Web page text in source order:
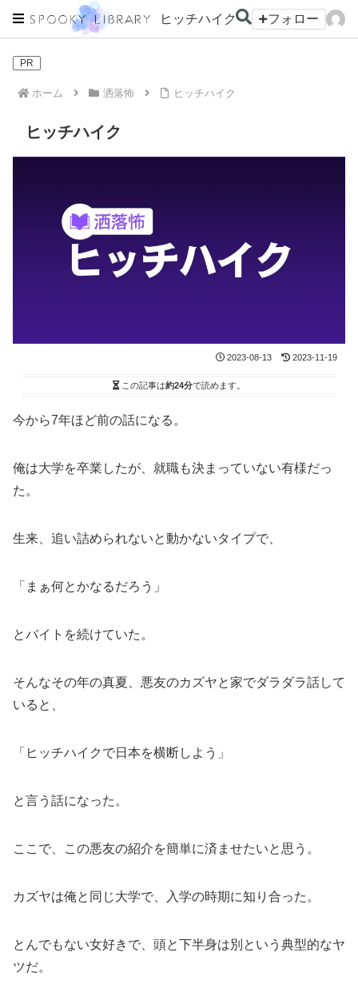
ヒッチハイク フォロー
PR
ホーム 洒落怖 ヒッチハイク
ヒッチハイク
2023-08-13 2023-11-19
この記事は約24分で読めます。
今から7年ほど前の話になる。
俺は大学を卒業したが、就職も決まっていない有様だっ
た。
生来、追い詰められないと動かないタイプで、
「まぁ何とかなるだろう」
とバイトを続けていた。
そんなその年の真夏、悪友のカズヤと家でダラダラ話して
いると、
「ヒッチハイクで日本を横断しよう」
と言う話になった。
ここで、この悪友の紹介を簡単に済ませたいと思う。
カズヤは俺と同じ大学で、入学の時期に知り合った。
とんでもない女好きで、頭と下半身は別という典型的なヤ
ツだ。